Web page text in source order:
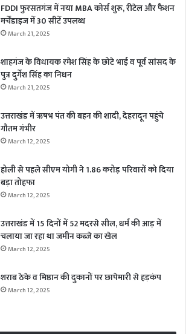
FDDI फुरसतगंज में नया MBA कोर्स शुरू, रीटेल और फैशन
मर्चेंडाइज में 30 सीटें उपलब्ध
March 21, 2025
शाहगंज के विधायक रमेश सिंह के छोटे भाई व पूर्व सांसद के
पुत्र दुर्गेश सिंह का निधन
March 21, 2025
उत्तराखंड में ऋषभ पंत की बहन की शादी, देहरादून पहुंचे
गौतम गंभीर
March 12, 2025
होली से पहले सीएम योगी ने 1.86 करोड़ परिवारों को दिया
बड़ा तोहफा
March 12, 2025
उत्तराखंड में 15 दिनों में 52 मदरसे सील, धर्म की आड़ में
चलाया जा रहा था जमीन कब्जे का खेल
March 12, 2025
शराब ठेके व मिष्ठान की दुकानों पर छापेमारी से हड़कंप
March 12, 2025